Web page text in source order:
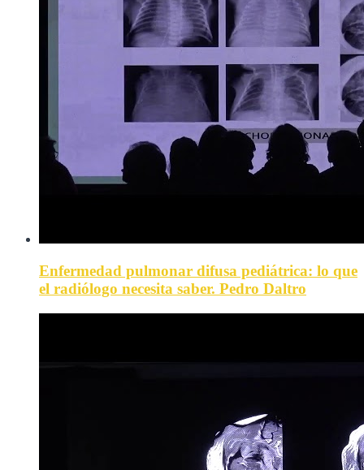
Enfermedad pulmonar difusa pediátrica: lo que
el radiólogo necesita saber. Pedro Daltro